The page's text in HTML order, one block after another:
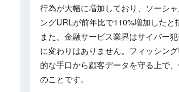
行為が大幅に増加しており、ソーシ
ングURLが前年比で110%増加したと
また、金融サービス業界はサイバー
に変わりはありません。フィッシン
的な手口から顧客データを守る上で
のことです。